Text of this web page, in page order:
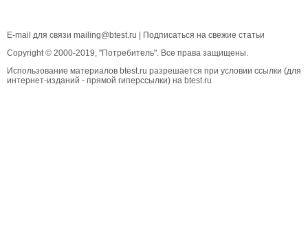
E-mail для связи mailing@btest.ru
Подписаться на свежие статьи
Copyright © 2000-2019, "Потребитель". Все права защищены.
Использование материалов btest.ru разрешается при условии ссылки (для
интернет-изданий - прямой гиперссылки) на btest.ru